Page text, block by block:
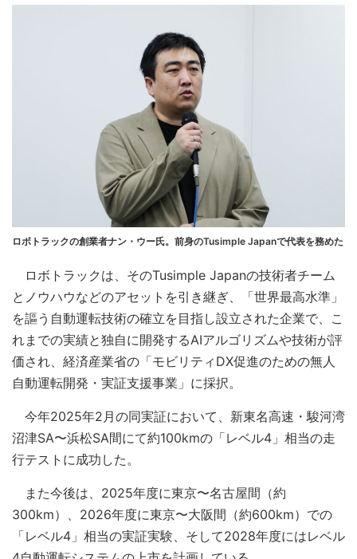
ロボトラックの創業者ナン・ウー氏。前身のTusimple Japanで代表を務めた
ロボトラックは、そのTusimple Japanの技術者チーム
とノウハウなどのアセットを引き継ぎ、「世界最高水準」
を謳う自動運転技術の確立を目指し設立された企業で、こ
れまでの実績と独自に開発するAIアルゴリズムや技術が評
価され、経済産業省の「モビリティDX促進のための無人
自動運転開発・実証支援事業」に採択。
今年2025年2月の同実証において、新東名高速・駿河湾
沼津SA〜浜松SA間にて約100kmの「レベル4」相当の走
行テストに成功した。
また今後は、2025年度に東京〜名古屋間（約
300km）、2026年度に東京〜大阪間（約600km）での
「レベル4」相当の実証実験、そして2028年度にはレベル